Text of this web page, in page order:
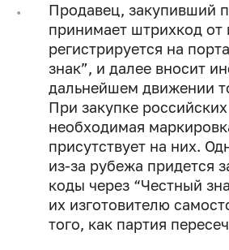
Продавец, закупивший
принимает штрихкод от
регистрируется на
знак”, и далее вносит
дальнейшем движении
При закупке
необходимая
присутствует на них.
из-за рубежа придется
коды через “Честный
их изготовителю
того, как партия